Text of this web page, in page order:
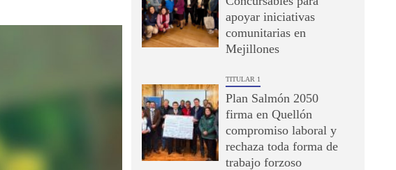
apoyar iniciativas
comunitarias en
Mejillones
TITULAR 1
Plan Salmón 2050
firma en Quellón
compromiso laboral y
rechaza toda forma de
trabajo forzoso